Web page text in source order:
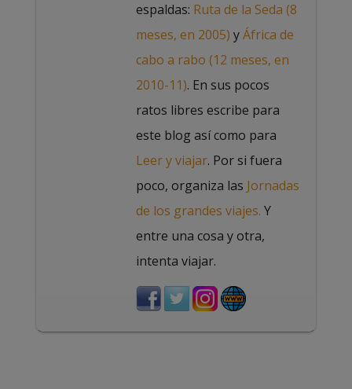
espaldas: Ruta de la Seda (8
meses, en 2005) yÁfrica de
cabo a rabo (12 meses, en
2010-11). En sus pocos
ratos libres escribe para
este blog así como para
Leer y viajar. Por si fuera
poco, organiza las Jornadas
de los grandes viajes. Y
entre una cosa y otra,
intenta viajar.